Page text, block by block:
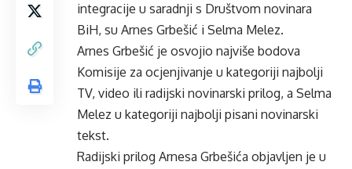
integracije u saradnji s Društvom novinara
BiH, su Arnes Grbešić i Selma Melez.
Arnes Grbešić je osvojio najviše bodova
Komisije za ocjenjivanje u kategoriji najbolji
TV, video ili radijski novinarski prilog, a Selma
Melez u kategoriji najbolji pisani novinarski
tekst.
Radijski prilog Arnesa Grbešića objavljen je u